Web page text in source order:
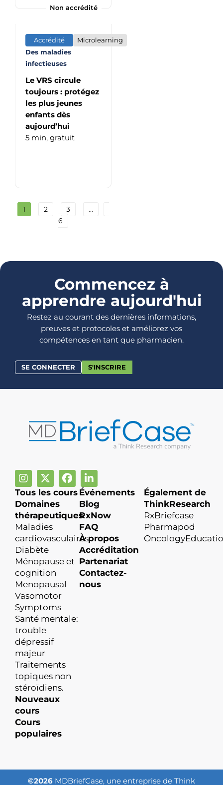
Non accrédité
Accrédité
Microlearning
Des maladies
infectieuses
Le VRS circule
toujours : protégez
les plus jeunes
enfants dès
aujourd’hui
5 min, gratuit
1 2 3
…
6
Commencez à
apprendre aujourd'hui
Restez au courant des dernières informations,
preuves et protocoles et améliorez vos
compétences en tant que pharmacien.
SE CONNECTER S'INSCRIRE
Tous les cours
Domaines
thérapeutiques
Maladies
cardiovasculaires
Diabète
Ménopause et
cognition
Menopausal
Vasomotor
Symptoms
Santé mentale:
trouble
dépressif
majeur
Traitements
topiques non
stéroïdiens.
Nouveaux
cours
Cours
populaires
Événements
Blog
RxNow
FAQ
À propos
Accréditation
Partenariat
Contactez-
nous
Également de
ThinkResearch
RxBriefcase
Pharmapod
©2026 MDBriefCase, une entreprise de Think